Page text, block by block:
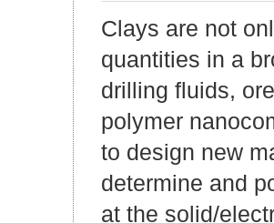
Clays are not
quantities in a
drilling fluids,
polymer
to design new
determine and
at the solid/